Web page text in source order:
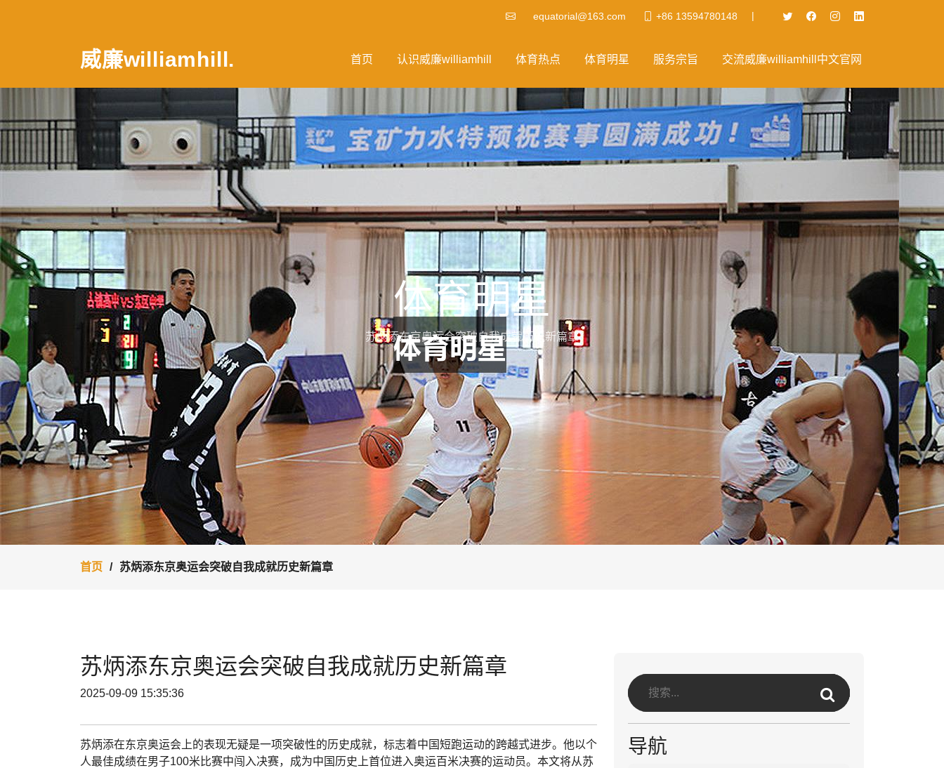
equatorial@163.com +86 13594780148 |
威廉williamhill. 首页 认识威廉williamhill 体育热点 体育明星 服务宗旨 交流威廉williamhill中文官网
体育明星
苏炳添东京奥运会突破自我成就历史新篇章
首页 苏炳添东京奥运会突破自我成就历史新篇章
苏炳添东京奥运会突破自我成就历史新篇章
2025-09-09 15:35:36
苏炳添在东京奥运会上的表现无疑是一项突破性的历史成就，标志着中国短跑运动的跨越式进步。他以个
人最佳成绩在男子100米比赛中闯入决赛，成为中国历史上首位进入奥运百米决赛的运动员。本文将从苏
导航